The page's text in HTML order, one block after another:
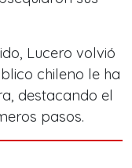
Lucero volvió
chileno le ha
destacando el
pasos.